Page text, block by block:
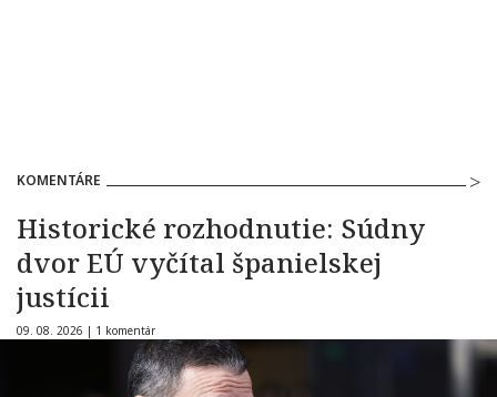
KOMENTÁRE
Historické rozhodnutie: Súdny
dvor EÚ vyčítal španielskej
justícii
09. 08. 2026 | 1 komentár